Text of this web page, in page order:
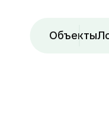
Объекты